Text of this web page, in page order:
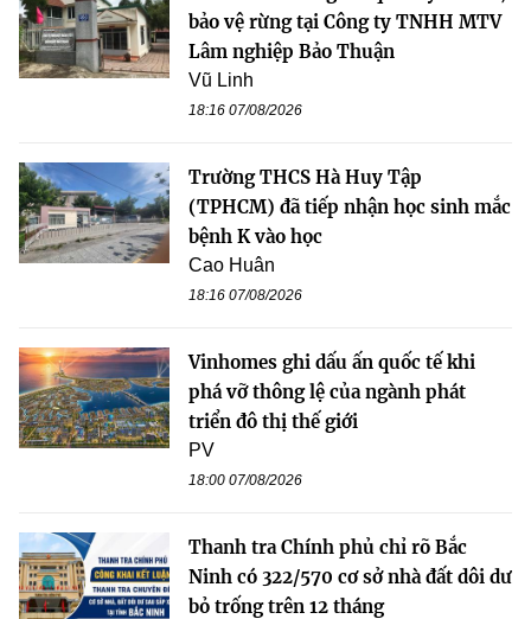
bảo vệ rừng tại Công ty TNHH MTV
Lâm nghiệp Bảo Thuận
Vũ Linh
18:16 07/08/2026
Trường THCS Hà Huy Tập
(TPHCM) đã tiếp nhận học sinh mắc
bệnh K vào học
Cao Huân
18:16 07/08/2026
Vinhomes ghi dấu ấn quốc tế khi
phá vỡ thông lệ của ngành phát
triển đô thị thế giới
PV
18:00 07/08/2026
Thanh tra Chính phủ chỉ rõ Bắc
Ninh có 322/570 cơ sở nhà đất dôi dư
bỏ trống trên 12 tháng